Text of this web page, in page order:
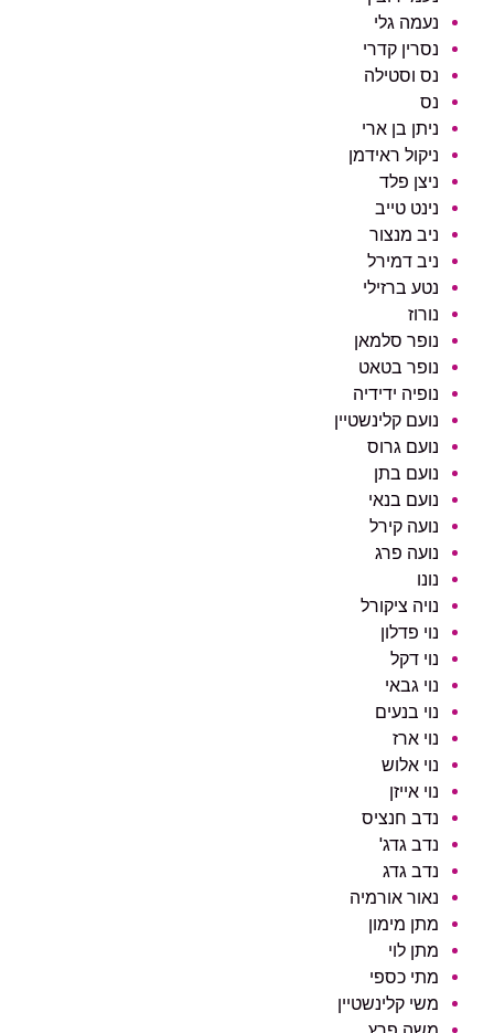
נעמה גלי
נסרין קדרי
נס וסטילה
נס
ניתן בן ארי
ניקול ראידמן
ניצן פלד
נינט טייב
ניב מנצור
ניב דמירל
נטע ברזילי
נורוז
נופר סלמאן
נופר בטאט
נופיה ידידיה
נועם קלינשטיין
נועם גרוס
נועם בתן
נועם בנאי
נועה קירל
נועה פרג
נונו
נויה ציקורל
נוי פדלון
נוי דקל
נוי גבאי
נוי בנעים
נוי ארז
נוי אלוש
נוי אייזן
נדב חנציס
נדב גדג'
נדב גדג
נאור אורמיה
מתן מימון
מתן לוי
מתי כספי
משי קלינשטיין